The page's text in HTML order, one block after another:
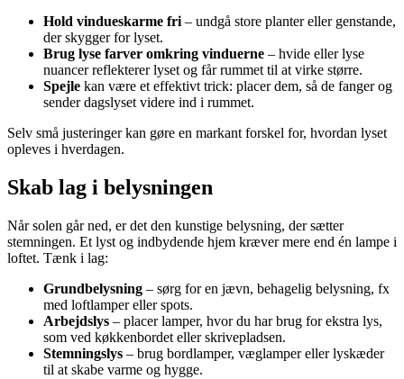
Hold vindueskarme fri– undgå store planter eller genstande,
der skygger for lyset.
Brug lyse farver omkring vinduerne – hvide eller lyse
nuancer reflekterer lyset og får rummet til at virke større.
Spejle kan være et effektivt trick: placer dem, så de fanger og
sender dagslyset videre ind i rummet.
Selv små justeringer kan gøre en markant forskel for, hvordan lyset
opleves i hverdagen.
Skab lag i belysningen
Når solen går ned, er det den kunstige belysning, der sætter
stemningen. Et lyst og indbydende hjem kræver mere end én lampe i
loftet. Tænk i lag:
Grundbelysning – sørg for en jævn, behagelig belysning, fx
med loftlamper eller spots.
Arbejdslys – placer lamper, hvor du har brug for ekstra lys,
som ved køkkenbordet eller skrivepladsen.
Stemningslys – brug bordlamper, væglamper eller lyskæder
til at skabe varme og hygge.